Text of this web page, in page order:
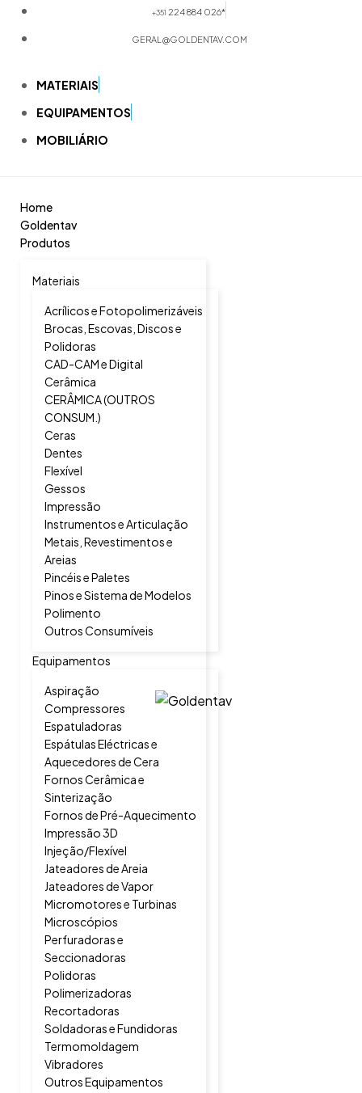
+351 224 884 026*
GERAL@GOLDENTAV.COM
MATERIAIS
EQUIPAMENTOS
MOBILIÁRIO
Home
Goldentav
Produtos
Materiais
Acrílicos e Fotopolimerizáveis
Brocas, Escovas, Discos e
Polidoras
CAD-CAM e Digital
Cerâmica
CERÂMICA (OUTROS
CONSUM.)
Ceras
Dentes
Flexível
Gessos
Impressão
Instrumentos e Articulação
Metais, Revestimentos e
Areias
Pincéis e Paletes
Pinos e Sistema de Modelos
Polimento
Outros Consumíveis
Equipamentos
Aspiração
Compressores
Espatuladoras
Espátulas Eléctricas e
Aquecedores de Cera
Fornos Cerâmica e
Sinterização
Fornos de Pré-Aquecimento
Impressão 3D
Injeção/Flexível
Jateadores de Areia
Jateadores de Vapor
Micromotores e Turbinas
Microscópios
Perfuradoras e
Seccionadoras
Polidoras
Polimerizadoras
Recortadoras
Soldadoras e Fundidoras
Termomoldagem
Vibradores
Outros Equipamentos